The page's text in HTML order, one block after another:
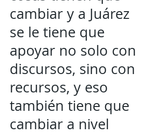
cambiar y a Juárez
se le tiene que
apoyar no solo con
discursos, sino con
recursos, y eso
también tiene que
cambiar a nivel